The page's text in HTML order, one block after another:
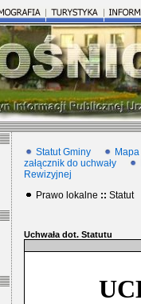
Statut Gminy
załącznik do uchwały
Rewizyjnej
Prawo lokalne :: Statut
Uchwała dot. Statutu